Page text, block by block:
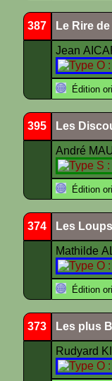
387 Le Rire
Jean
Édition
395 Les
André
Édition
374 Les
Mathilde
Édition
373 Les plus
Rudyard